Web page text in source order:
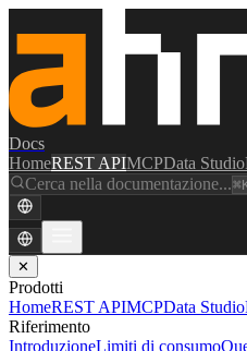
Docs
HomeREST APIMCPData Studio
Cerca nella documentazione...
✕
Prodotti
HomeREST APIMCPData Studio
Riferimento
IntroduzioneLimiti di consumo